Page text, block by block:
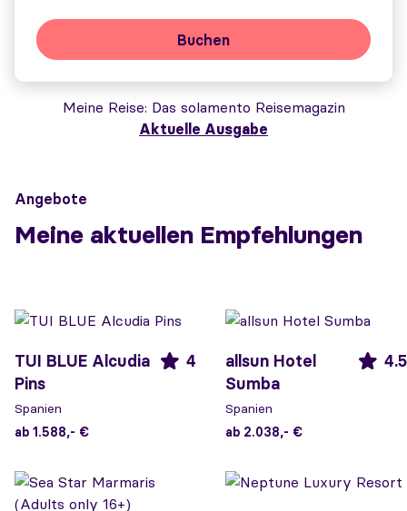
Buchen
Meine Reise Das solamento Reisemagazin
Aktuelle Ausgabe
Angebote
Meine aktuellen Empfehlungen
TUI BLUE Alcudia
Pins
4
Spanien
ab 1.588,- €
allsun Hotel
Sumba
4.5
Spanien
ab 2.038,- €